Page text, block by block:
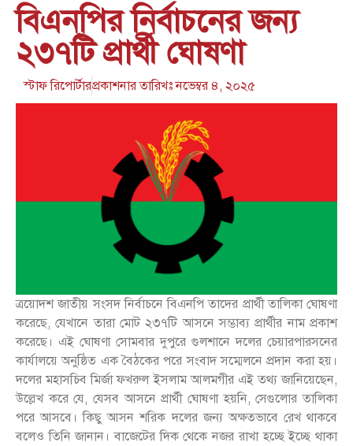
বিএনপির নির্বাচনের জন্য
২৩৭টি প্রার্থী ঘোষণা
স্টাফ রিপোর্টারপ্রকাশনার তারিখঃনভেম্বর ৪, ২০২৫
ত্রয়োদশ জাতীয় সংসদ নির্বাচনে বিএনপি তাদের প্রার্থী তালিকা ঘোষণা
করেছে, যেখানে তারা মোট ২৩৭টি আসনে সম্ভাব্য প্রার্থীর নাম প্রকাশ
করেছে। এই ঘোষণা সোমবার দুপুরে গুলশানে দলের চেয়ারপারসনের
কার্যালয়ে অনুষ্ঠিত এক বৈঠকের পরে সংবাদ সম্মেলনে প্রদান করা হয়।
দলের মহাসচিব মির্জা ফখরুল ইসলাম আলমগীর এই তথ্য জানিয়েছেন,
উল্লেখ করে যে, যেসব আসনে প্রার্থী ঘোষণা হয়নি, সেগুলোর তালিকা
পরে আসবে। কিছু আসন শরিক দলের জন্য অক্ষতভাবে রেখ থাকবে
বলেও তিনি জানান। বাজেটের দিক থেকে নজর রাখা হচ্ছে ইচ্ছে থাকা